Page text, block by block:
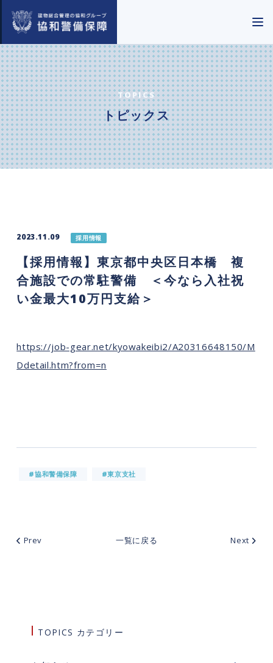
TOPICS
トピックス
TOPICS カテゴリー
2023.11.09 採用情報
【採用情報】東京都中央区日本橋 複
合施設での常駐警備 ＜今なら入社祝
い金最大10万円支給＞
https://job-gear.net/kyowakeibi2/A20316648150/M
Ddetail.htm?from=n
#協和警備保障 #東京支社
Prev 一覧に戻る Next